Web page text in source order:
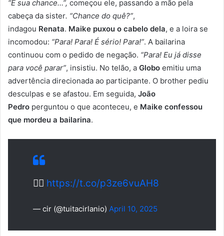
“É sua chance…”, começou ele, passando a mão pela
cabeça da sister. “Chance do quê?”,
indagou Renata. Maike puxou o cabelo dela, e a loira se
incomodou: “Para! Para! É sério! Para!”. A bailarina
continuou com o pedido de negação. “Para! Eu já disse
para você parar”, insistiu. No telão, a Globo emitiu uma
advertência direcionada ao participante. O brother pediu
desculpas e se afastou. Em seguida, João
Pedro perguntou o que aconteceu, e Maike confessou
que mordeu a bailarina.
👇🏻 https://t.co/p3ze6vuAH8
— cir (@tuitacirlanio) April 10, 2025